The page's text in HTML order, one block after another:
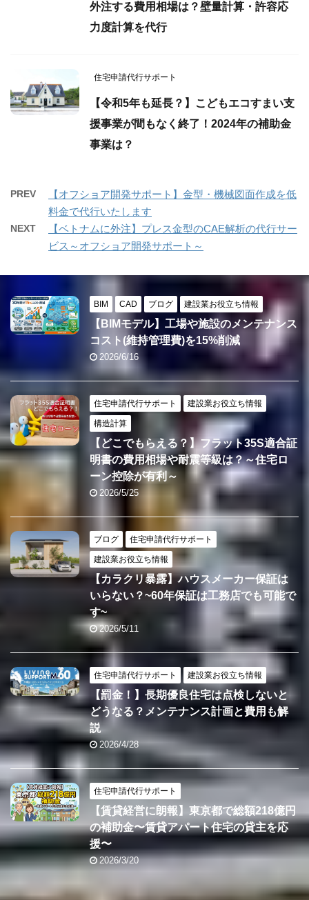
外注する費用相場は？壁量計算・許容応
力度計算を代行
住宅申請代行サポート
【令和5年も延長？】こどもエコすまい支
援事業が間もなく終了！2024年の補助金
事業は？
PREV
【オフショア開発サポート】金型・機械図面作成を低
料金で代行いたします
NEXT
【ベトナムに外注】プレス金型のCAE解析の代行サー
ビス～オフショア開発サポート～
BIM CAD ブログ 建設業お役立ち情報
【BIMモデル】工場や施設のメンテナンス
コスト(維持管理費)を15%削減
2026/6/16
住宅申請代行サポート 建設業お役立ち情報
構造計算
【どこでもらえる？】フラット35S適合証
明書の費用相場や耐震等級は？～住宅ロ
ーン控除が有利～
2026/5/25
ブログ 住宅申請代行サポート
建設業お役立ち情報
【カラクリ暴露】ハウスメーカー保証は
いらない？~60年保証は工務店でも可能で
す~
2026/5/11
住宅申請代行サポート 建設業お役立ち情報
【罰金！】長期優良住宅は点検しないと
どうなる？メンテナンス計画と費用も解
説
2026/4/28
住宅申請代行サポート
【賃貸経営に朗報】東京都で総額218億円
の補助金〜賃貸アパート住宅の貸主を応
援〜
2026/3/20